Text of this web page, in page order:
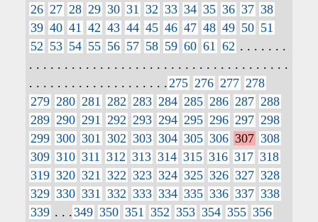
26 27 28 29 30 31 32 33 34 35 36 37 38
39 40 41 42 43 44 45 46 47 48 49 50 51
52 53 54 55 56 57 58 59 60 61 62 . . . . . . .
. . . . . . . . . . . . . . . . . . . . . . . . . . . . . . . . . . . . .
. . . . . . . . . . . . . . . . . . . . 275 276 277 278
279 280 281 282 283 284 285 286 287 288
289 290 291 292 293 294 295 296 297 298
299 300 301 302 303 304 305 306 307 308
309 310 311 312 313 314 315 316 317 318
319 320 321 322 323 324 325 326 327 328
329 330 331 332 333 334 335 336 337 338
339 . . .349 350 351 352 353 354 355 356